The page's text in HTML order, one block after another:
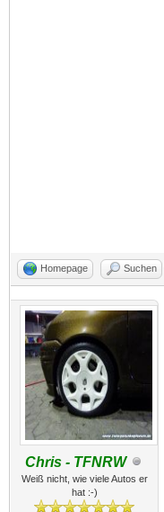
Homepage Suchen
Chris - TFNRW
Weiß nicht, wie viele Autos er
hat :-)